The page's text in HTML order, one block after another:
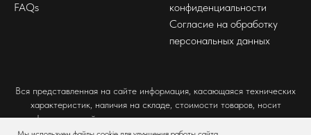
FAQs
конфиденциальности
Согласие на обработку
персональных данных
Вся представленная на сайте информация, касающаяся технических
характеристик, наличия на складе, стоимости товаров, носит
информационный характер и ни при каких условиях не является
публичной офертой, определяемой положениями Статьи 437(2)